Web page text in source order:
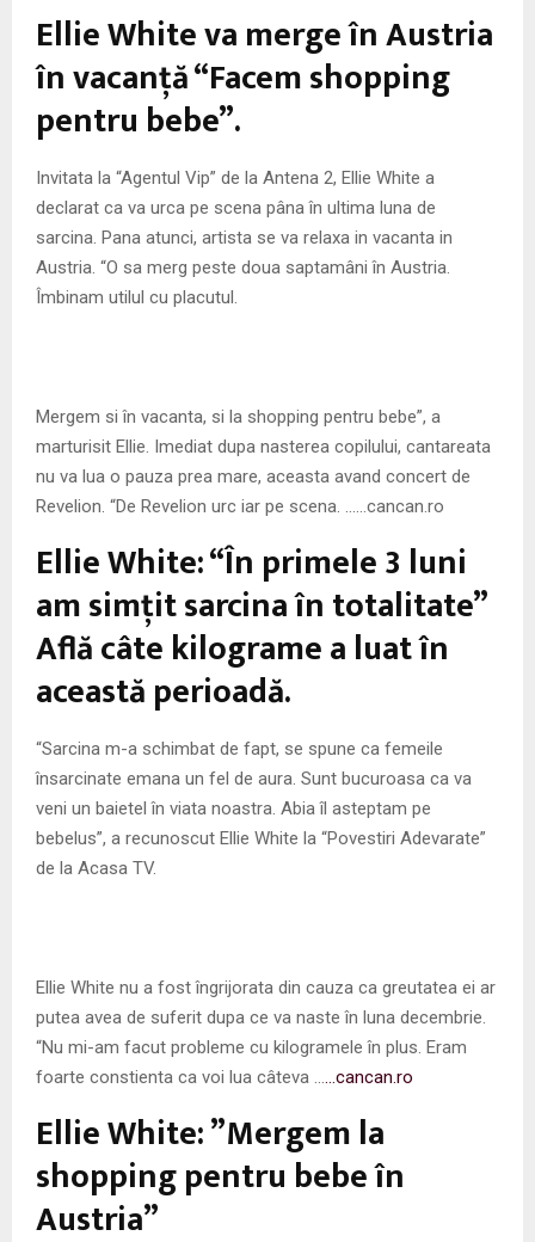
E
U
Ellie White va merge în Austria
în vacanţă “Facem shopping
pentru bebe”.
Invitata la “Agentul Vip” de la Antena 2, Ellie White a
declarat ca va urca pe scena pâna în ultima luna de
sarcina. Pana atunci, artista se va relaxa in vacanta in
Austria. “O sa merg peste doua saptamâni în Austria.
Îmbinam utilul cu placutul.
Mergem si în vacanta, si la shopping pentru bebe”, a
marturisit Ellie. Imediat dupa nasterea copilului, cantareata
nu va lua o pauza prea mare, aceasta avand concert de
Revelion. “De Revelion urc iar pe scena. ……cancan.ro
Ellie White: “În primele 3 luni
am simţit sarcina în totalitate”
Află câte kilograme a luat în
această perioadă.
“Sarcina m-a schimbat de fapt, se spune ca femeile
însarcinate emana un fel de aura. Sunt bucuroasa ca va
veni un baietel în viata noastra. Abia îl asteptam pe
bebelus”, a recunoscut Ellie White la “Povestiri Adevarate”
de la Acasa TV.
Ellie White nu a fost îngrijorata din cauza ca greutatea ei ar
putea avea de suferit dupa ce va naste în luna decembrie.
“Nu mi-am facut probleme cu kilogramele în plus. Eram
foarte constienta ca voi lua câteva …
…cancan.ro
Ellie White: ”Mergem la
shopping pentru bebe în
Austria”